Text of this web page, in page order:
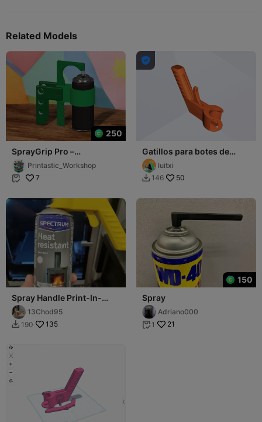
Related Models
250
SprayGrip Pro –
Ergonomic Spray Paint
Can Handle (4 Parts)
Printastic_Workshop
 7

Gatillos para botes de
sprayluitxi
 146 50
Spray Handle Print-In-
Place13Chod95
 190 135
150
Spray
Adriano000
 1 21